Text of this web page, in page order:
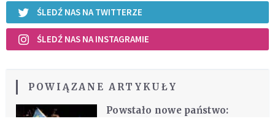
ŚLEDŹ NAS NA TWITTERZE
ŚLEDŹ NAS NA INSTAGRAMIE
POWIĄZANE ARTYKUŁY
Powstało nowe państwo: